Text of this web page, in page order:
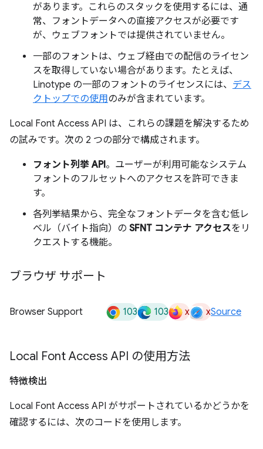
があります。これらのスタックを使用するには、通
常、フォントデータへの直接アクセスが必要です
が、ウェブフォントでは提供されていません。
一部のフォントは、ウェブ経由での配信のライセン
スを取得していない場合があります。たとえば、
Linotype の一部のフォントのライセンスには、 デス
クトップでの使用のみが含まれています。
Local Font Access API は、これらの課題を解決するため
の試みです。次の 2 つの部分で構成されます。
フォント列挙 API。ユーザーが利用可能なシステム
フォントのフルセットへのアクセスを許可できま
す。
各列挙結果から、完全なフォントデータを含む低レ
ベル（バイト指向）の SFNT コンテナ アクセスをリ
クエストする機能。
ブラウザ サポート
Browser Support 103 103 x xSource
Local Font Access API の使用方法
特徴検出
Local Font Access API がサポートされているかどうかを
確認するには、次のコードを使用します。